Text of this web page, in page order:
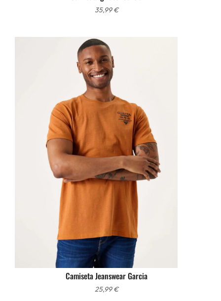
35,99€
Camiseta Jeanswear Garcia
25,99€